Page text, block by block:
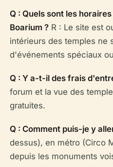
Q : Quels sont les
Boarium ? R : Le site est
intérieurs des temples ne
d'événements spéciaux
Q : Y a-t-il des frais
forum et la vue des
gratuites.
Q : Comment puis-je y
dessus), en métro (Circo
depuis les monuments